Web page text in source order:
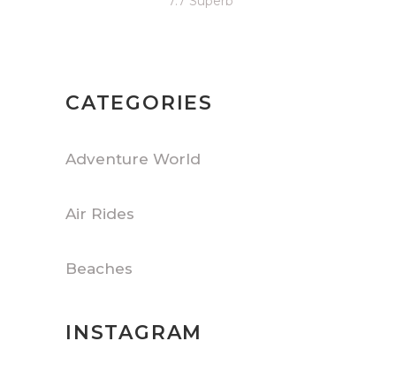
CATEGORIES
Adventure World
Air Rides
Beaches
INSTAGRAM